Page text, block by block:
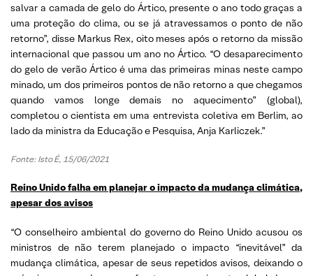
salvar a camada de gelo do Ártico, presente o ano todo graças a
uma proteção do clima, ou se já atravessamos o ponto de não
retorno”, disse Markus Rex, oito meses após o retorno da missão
internacional que passou um ano no Ártico. “O desaparecimento
do gelo de verão Ártico é uma das primeiras minas neste campo
minado, um dos primeiros pontos de não retorno a que chegamos
quando vamos longe demais no aquecimento” (global),
completou o cientista em uma entrevista coletiva em Berlim, ao
lado da ministra da Educação e Pesquisa, Anja Karliczek.”
Fonte: Isto É, 15/06/2021
Reino Unido falha em planejar o impacto da mudança climática,
apesar dos avisos
“O conselheiro ambiental do governo do Reino Unido acusou os
ministros de não terem planejado o impacto “inevitável” da
mudança climática, apesar de seus repetidos avisos, deixando o